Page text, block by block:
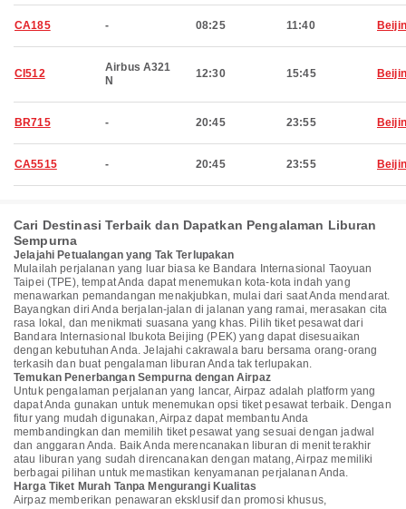
CA185 - 08:25 11:40
CI512
Airbus A321
N
12:30 15:45
BR715 - 20:45 23:55
CA5515 - 20:45 23:55
Cari Destinasi Terbaik dan Dapatkan Pengalaman Liburan
Sempurna
Jelajahi Petualangan yang Tak Terlupakan
Mulailah perjalanan yang luar biasa ke Bandara Internasional Taoyuan
Taipei (TPE), tempat Anda dapat menemukan kota-kota indah yang
menawarkan pemandangan menakjubkan, mulai dari saat Anda mendarat.
Bayangkan diri Anda berjalan-jalan di jalanan yang ramai, merasakan cita
rasa lokal, dan menikmati suasana yang khas. Pilih tiket pesawat dari
Bandara Internasional Ibukota Beijing (PEK) yang dapat disesuaikan
dengan kebutuhan Anda. Jelajahi cakrawala baru bersama orang-orang
terkasih dan buat pengalaman liburan Anda tak terlupakan.
Temukan Penerbangan Sempurna dengan Airpaz
Untuk pengalaman perjalanan yang lancar, Airpaz adalah platform yang
dapat Anda gunakan untuk menemukan opsi tiket pesawat terbaik. Dengan
fitur yang mudah digunakan, Airpaz dapat membantu Anda
membandingkan dan memilih tiket pesawat yang sesuai dengan jadwal
dan anggaran Anda. Baik Anda merencanakan liburan di menit terakhir
atau liburan yang sudah direncanakan dengan matang, Airpaz memiliki
berbagai pilihan untuk memastikan kenyamanan perjalanan Anda.
Harga Tiket Murah Tanpa Mengurangi Kualitas
Airpaz memberikan penawaran eksklusif dan promosi khusus,